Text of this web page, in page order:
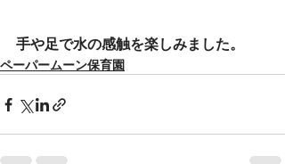
手や足で水の感触を楽しみました。
ペーパームーン保育園